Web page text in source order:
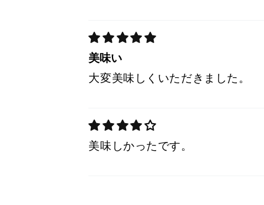
美味い
大変美味しくいただきました。
美味しかったです。